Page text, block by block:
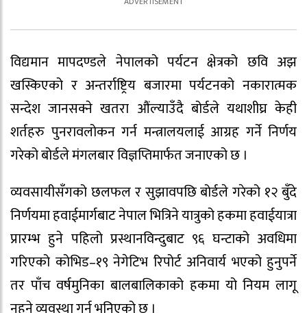
विद्यमान मापदण्डले नेपालको पर्यटन क्षेत्रको छवि अझ
खस्किएको र अन्तर्राष्ट्रिय बजारमा पर्यटनको नकारात्मक
सन्देश जानसक्ने खतरा औंल्याउँदै बोर्डले यथाशीघ्र केही
शर्तहरु पुनरावलोकन गर्न मन्त्रालयलाई आग्रह गर्ने निर्णय
गरेको बोर्डले मंगलबार विज्ञप्तिमार्फत जनाएको छ ।
व्यवसायीसँगको छलफल र सुझावपछि बोर्डले गरेको १२ बुँदे
निर्णयमा हवाईमार्गबाट नेपाल भित्रिने यात्रुको हकमा हवाईयात्रा
प्रारम्भ हुने पहिलो प्रस्थानविन्दुबाट ९६ घन्टाको अवधिमा
गरिएको कोभिड–१९ नेगेटिभ रिपोर्ट अनिवार्य भएको हुनुपर्ने
तर पाँच वर्षमुनिका बालबालिकाको हकमा यो नियम लागू